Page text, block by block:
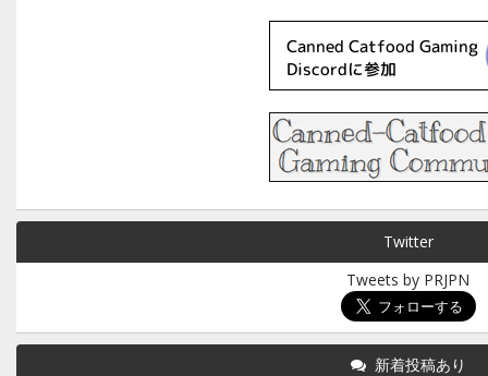
Twitter
Tweets by PRJPN
新着投稿あり